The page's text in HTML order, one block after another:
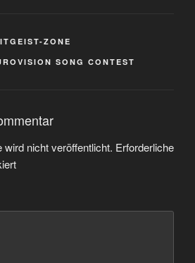
ZONE
SONG CONTEST
nicht veröffentlicht. Erforderliche